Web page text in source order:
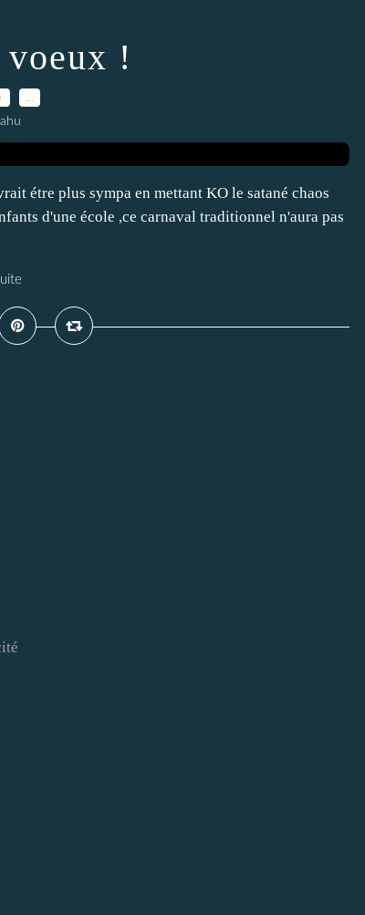
!
étre plus sympa en mettant KO le satané chaos
d'une école ,ce carnaval traditionnel n'aura pas